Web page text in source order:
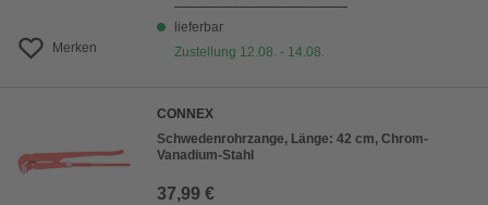
Merken
lieferbar
Zustellung 12.08. - 14.08.
CONNEX
Schwedenrohrzange, Länge: 42 cm, Chrom-
Vanadium-Stahl
37,99 €